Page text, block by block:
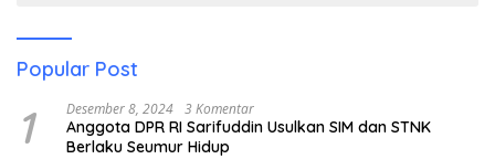
Popular Post
1 Desember 8, 2024 3 Komentar
Anggota DPR RI Sarifuddin Usulkan SIM dan STNK
Berlaku Seumur Hidup